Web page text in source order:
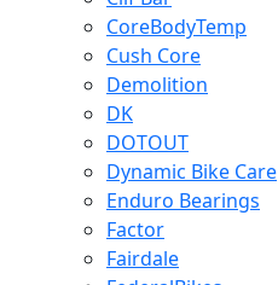
CoreBodyTemp
Cush Core
Demolition
DK
DOTOUT
Dynamic Bike Care
Enduro Bearings
Factor
Fairdale